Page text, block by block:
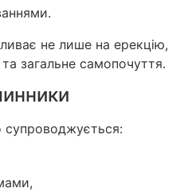
не лише на ерекцію,
та загальне самопочуття.
супроводжується: